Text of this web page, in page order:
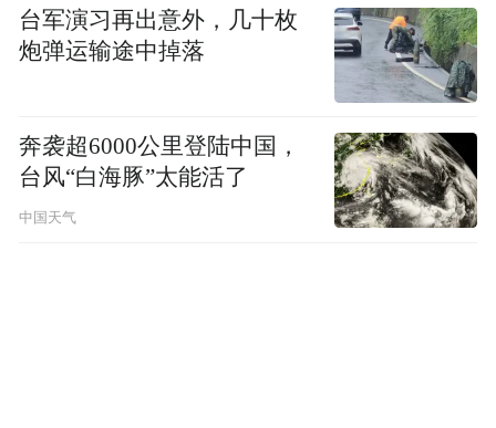
台军演习再出意外，几十枚
炮弹运输途中掉落
奔袭超6000公里登陆中国，
台风“白海豚”太能活了
中国天气